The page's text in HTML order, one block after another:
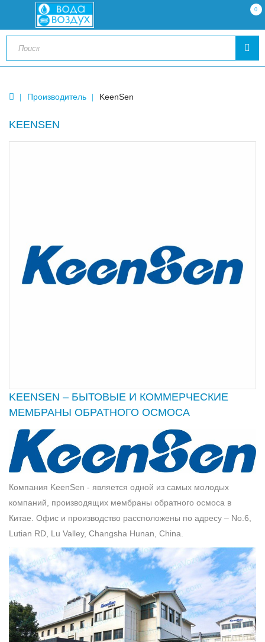
0
Производитель KeenSen
KEENSEN
KEENSEN – БЫТОВЫЕ И КОММЕРЧЕСКИЕ
МЕМБРАНЫ ОБРАТНОГО ОСМОСА
Компания KeenSen - является одной из самых молодых
компаний, производящих мембраны обратного осмоса в
Китае. Офис и производство рассположены по адресу – No.6,
Lutian RD, Lu Valley, Changsha Hunan, China.